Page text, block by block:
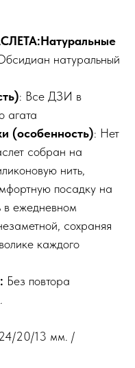
натуральный
: Все ДЗИ в
агата
(особенность): Нет
собран на
нить,
посадку на
в ежедневном
сохраняя
каждого
Без повтора
20/13 мм. /